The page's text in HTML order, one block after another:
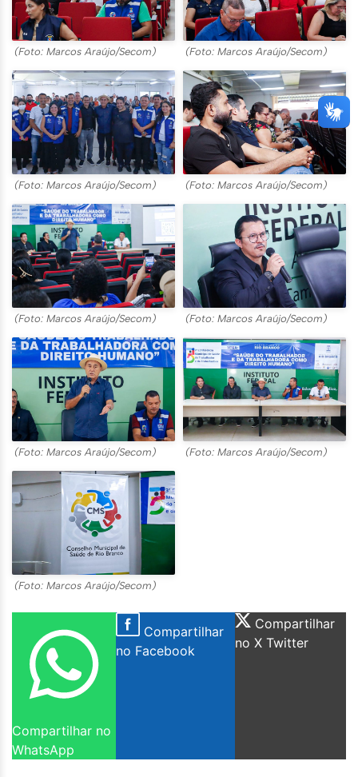
(Foto: Marcos Araújo/Secom) (Foto: Marcos Araújo/Secom)
(Foto: Marcos Araújo/Secom) (Foto: Marcos Araújo/Secom)
(Foto: Marcos Araújo/Secom) (Foto: Marcos Araújo/Secom)
(Foto: Marcos Araújo/Secom) (Foto: Marcos Araújo/Secom)
(Foto: Marcos Araújo/Secom)
Compartilhar no
WhatsApp
Compartilhar
no Facebook
Compartilhar
no X Twitter